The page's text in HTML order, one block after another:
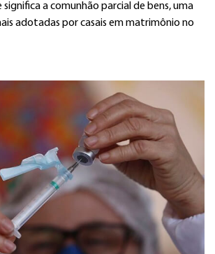
significa a comunhão parcial de bens, uma
adotadas por casais em matrimônio no